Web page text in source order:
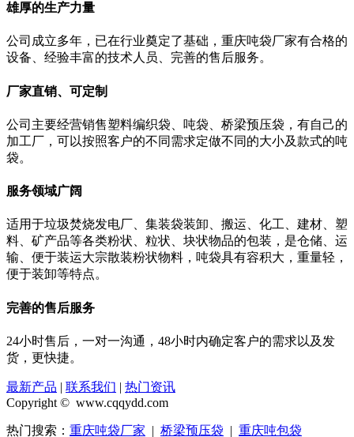
雄厚的生产力量
公司成立多年，已在行业奠定了基础，重庆吨袋厂家有合格的
设备、经验丰富的技术人员、完善的售后服务。
厂家直销、可定制
公司主要经营销售塑料编织袋、吨袋、桥梁预压袋，有自己的
加工厂，可以按照客户的不同需求定做不同的大小及款式的吨
袋。
服务领域广阔
适用于垃圾焚烧发电厂、集装袋装卸、搬运、化工、建材、塑
料、矿产品等各类粉状、粒状、块状物品的包装，是仓储、运
输、便于装运大宗散装粉状物料，吨袋具有容积大，重量轻，
便于装卸等特点。
完善的售后服务
24小时售后，一对一沟通，48小时内确定客户的需求以及发
货，更快捷。
最新产品 | 联系我们 | 热门资讯
Copyright © www.cqqydd.com
热门搜索： 重庆吨袋厂家 | 桥梁预压袋 | 重庆吨包袋